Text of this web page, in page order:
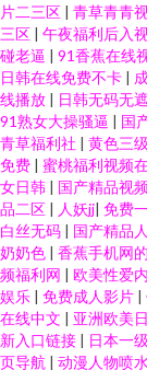
片二三区 | 青草青青
三区 | 午夜福利后入
碰老逼 | 91香蕉在线
日韩在线免费不卡 |
线播放 | 日韩无码无
91熟女大操骚逼 | 国
青草福利社 | 黄色三
免费 | 蜜桃福利视频
女日韩 | 国产精品视
品二区 | 人妖jj| 免费
白丝无码 | 国产精品
奶奶色 | 香蕉手机网
频福利网 | 欧美性爱
娱乐 | 免费成人影片 |
在线中文 | 亚洲欧美
新入口链接 | 日本一
页导航 | 动漫人物喷